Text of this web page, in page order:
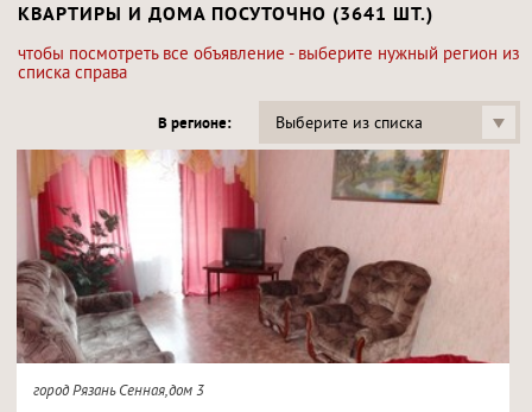
КВАРТИРЫ И ДОМА ПОСУТОЧНО (3641 ШТ.)
чтобы посмотреть все объявление - выберите нужный регион из
списка справа
В регионе: Выберите из списка
город Рязань Сенная,дом 3